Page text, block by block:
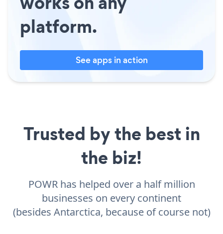
platform.
See apps in action
Trusted by the best in
the biz!
POWR has helped over a half million
businesses on every continent
(besides Antarctica, because of course not)